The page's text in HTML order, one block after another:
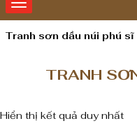
Tranh sơn dầu núi phú sĩ
TRANH
Hiển thị kết quả duy nhất